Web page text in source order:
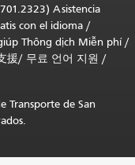
Asistencia
con el idioma /
Thông dịch Miễn phí/
援/ 무료 언어 지원 /
Transporte de San